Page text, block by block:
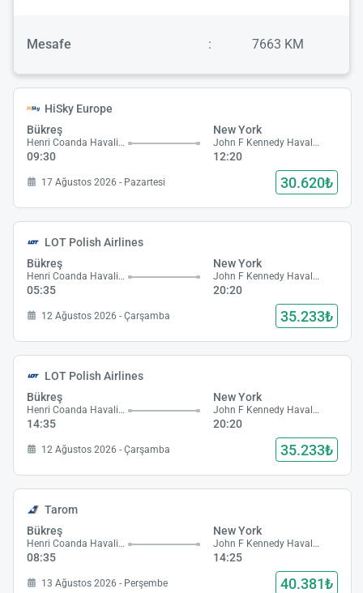
Mesafe : 7663 KM
HiSky Europe
Bükreş
Henri Coanda Havalimanı
09:30
New York
John F Kennedy Havalimanı
12:20
17 Ağustos 2026 - Pazartesi 30.620₺
LOT Polish Airlines
Bükreş
Henri Coanda Havalimanı
05:35
New York
John F Kennedy Havalimanı
20:20
12 Ağustos 2026 - Çarşamba 35.233₺
LOT Polish Airlines
Bükreş
Henri Coanda Havalimanı
14:35
New York
John F Kennedy Havalimanı
20:20
12 Ağustos 2026 - Çarşamba 35.233₺
Tarom
Bükreş
Henri Coanda Havalimanı
08:35
New York
John F Kennedy Havalimanı
14:25
13 Ağustos 2026 - Perşembe 40.381₺